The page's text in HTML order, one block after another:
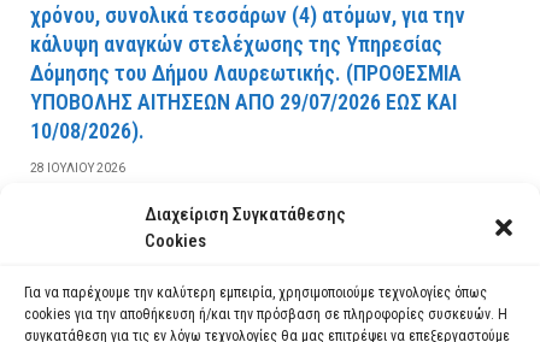
Διαχείριση Συγκατάθεσης
Cookies
Για να παρέχουμε την καλύτερη εμπειρία, χρησιμοποιούμε τεχνολογίες όπως
cookies για την αποθήκευση ή/και την πρόσβαση σε πληροφορίες συσκευών. Η
συγκατάθεση για τις εν λόγω τεχνολογίες θα μας επιτρέψει να επεξεργαστούμε
χρόνου, συνολικά τεσσάρων (4) ατόμων, για την
κάλυψη αναγκών στελέχωσης της Υπηρεσίας
Δόμησης του Δήμου Λαυρεωτικής. (ΠPOΘEΣMIA
YΠOBOΛHΣ AITHΣEΩN AΠO 29/07/2026 EΩΣ KAI
10/08/2026).
28 ΙΟΥΛΊΟΥ 2026
ΔΙΑΒΆΣΤΕ ΠΕΡΙΣΣΌΤΕΡΑ